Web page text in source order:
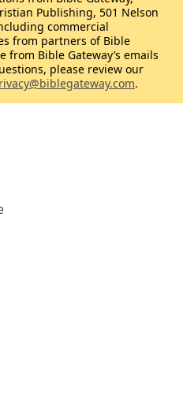
Publishing, 501 Nelson
commercial
from partners of Bible
from Bible Gateway’s emails
please review our
.